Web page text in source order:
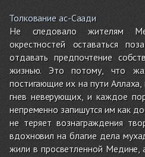
Толкование ас-Саади
Не следовало жителям
окрестностей оставаться
отдавать предпочтение
жизнью. Это потому, что
постигающие их на пути
гнев неверующих, и каждое
непременно запишутся им как
не теряет вознаграждения
вдохновил на благие дела
жили в просветленной Медине,